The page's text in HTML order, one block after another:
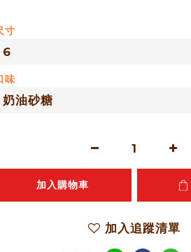
寸
味
加入購物車
加入追蹤清單